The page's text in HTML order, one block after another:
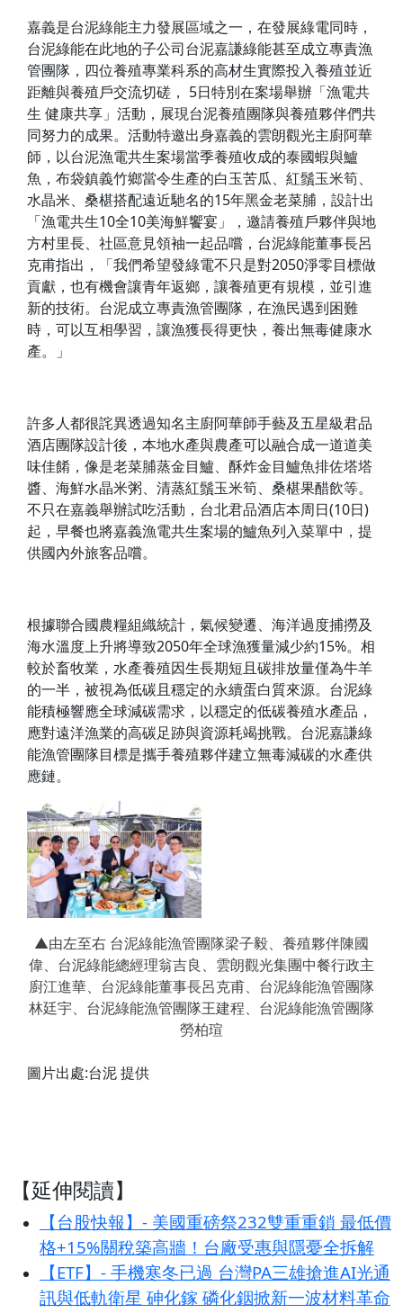
嘉義是台泥綠能主力發展區域之一，在發展綠電同時，
台泥綠能在此地的子公司台泥嘉謙綠能甚至成立專責漁
管團隊，四位養殖專業科系的高材生實際投入養殖並近
距離與養殖戶交流切磋， 5日特別在案場舉辦「漁電共
生 健康共享」活動，展現台泥養殖團隊與養殖夥伴們共
同努力的成果。活動特邀出身嘉義的雲朗觀光主廚阿華
師，以台泥漁電共生案場當季養殖收成的泰國蝦與鱸
魚，布袋鎮義竹鄉當令生產的白玉苦瓜、紅鬚玉米筍、
水晶米、桑椹搭配遠近馳名的15年黑金老菜脯，設計出
「漁電共生10全10美海鮮饗宴」，邀請養殖戶夥伴與地
方村里長、社區意見領袖一起品嚐，台泥綠能董事長呂
克甫指出，「我們希望發綠電不只是對2050淨零目標做
貢獻，也有機會讓青年返鄉，讓養殖更有規模，並引進
新的技術。台泥成立專責漁管團隊，在漁民遇到困難
時，可以互相學習，讓漁獲長得更快，養出無毒健康水
產。」
許多人都很詫異透過知名主廚阿華師手藝及五星級君品
酒店團隊設計後，本地水產與農產可以融合成一道道美
味佳餚，像是老菜脯蒸金目鱸、酥炸金目鱸魚排佐塔塔
醬、海鮮水晶米粥、清蒸紅鬚玉米筍、桑椹果醋飲等。
不只在嘉義舉辦試吃活動，台北君品酒店本周日(10日)
起，早餐也將嘉義漁電共生案場的鱸魚列入菜單中，提
供國內外旅客品嚐。
根據聯合國農糧組織統計，氣候變遷、海洋過度捕撈及
海水溫度上升將導致2050年全球漁獲量減少約15%。相
較於畜牧業，水產養殖因生長期短且碳排放量僅為牛羊
的一半，被視為低碳且穩定的永續蛋白質來源。台泥綠
能積極響應全球減碳需求，以穩定的低碳養殖水產品，
應對遠洋漁業的高碳足跡與資源耗竭挑戰。台泥嘉謙綠
能漁管團隊目標是攜手養殖夥伴建立無毒減碳的水產供
應鏈。
▲由左至右 台泥綠能漁管團隊梁子毅、養殖夥伴陳國
偉、台泥綠能總經理翁吉良、雲朗觀光集團中餐行政主
廚江進華、台泥綠能董事長呂克甫、台泥綠能漁管團隊
林廷宇、台泥綠能漁管團隊王建程、台泥綠能漁管團隊
勞柏瑄
圖片出處:台泥 提供
【延伸閱讀】
【台股快報】- 美國重磅祭232雙重重鎖 最低價
格+15%關稅築高牆！台廠受惠與隱憂全拆解
【ETF】- 手機寒冬已過 台灣PA三雄搶進AI光通
訊與低軌衛星 砷化鎵 磷化銦掀新一波材料革命